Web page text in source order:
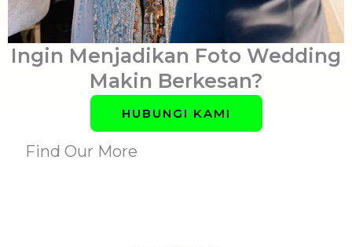
Ingin Menjadikan Foto Wedding
Makin Berkesan?​
HUBUNGI KAMI
Find Our More